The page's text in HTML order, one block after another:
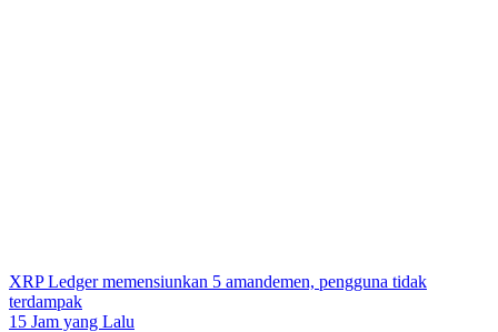
XRP Ledger memensiunkan 5 amandemen, pengguna tidak
terdampak
15 Jam yang Lalu